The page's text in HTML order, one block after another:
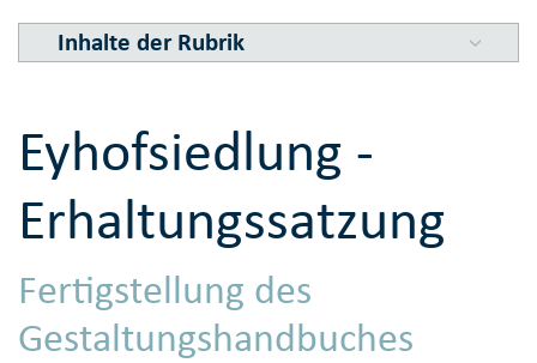
Inhalte der Rubrik
Eyhofsiedlung -
Erhaltungssatzung
Fertigstellung des
Gestaltungshandbuches